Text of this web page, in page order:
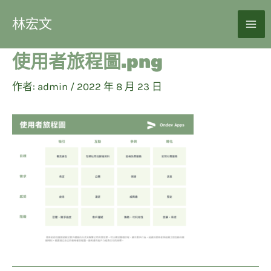
林宏文
使用者旅程圖.png
作者: admin / 2022 年 8 月 23 日